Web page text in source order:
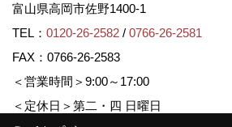
富山県高岡市佐野1400-1
TEL： 0120-26-2582 / 0766-26-2581
FAX：0766-26-2583
＜営業時間＞9:00～17:00
＜定休日＞第二・四 日曜日